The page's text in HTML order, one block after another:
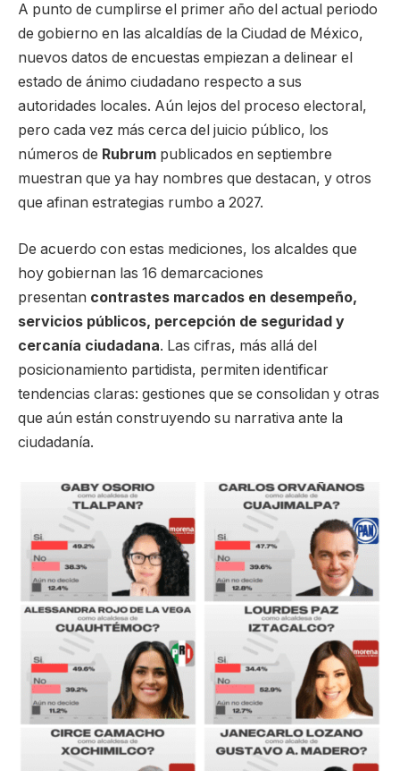
A punto de cumplirse el primer año del actual periodo
de gobierno en las alcaldías de la Ciudad de México,
nuevos datos de encuestas empiezan a delinear el
estado de ánimo ciudadano respecto a sus
autoridades locales. Aún lejos del proceso electoral,
pero cada vez más cerca del juicio público, los
números de Rubrum publicados en septiembre
muestran que ya hay nombres que destacan, y otros
que afinan estrategias rumbo a 2027.
De acuerdo con estas mediciones, los alcaldes que
hoy gobiernan las 16 demarcaciones
presentan contrastes marcados en desempeño,
servicios públicos, percepción de seguridad y
cercanía ciudadana. Las cifras, más allá del
posicionamiento partidista, permiten identificar
tendencias claras: gestiones que se consolidan y otras
que aún están construyendo su narrativa ante la
ciudadanía.